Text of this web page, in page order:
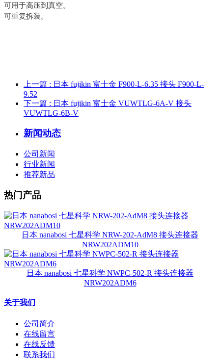
可用于高压到真空。
可重复拆装。
上一篇 : 日本 fujikin 富士金 F900-L-6.35 接头 F900-L-
9.52
下一篇 : 日本 fujikin 富士金 VUWTLG-6A-V 接头
VUWTLG-6B-V
新闻动态
公司新闻
行业新闻
推荐新品
热门产品
日本 nanabosi 七星科学 NRW-202-AdM8 接头连接器
NRW202ADM10
日本 nanabosi 七星科学 NWPC-502-R 接头连接器
NRW202ADM6
关于我们
公司简介
在线留言
在线反馈
联系我们